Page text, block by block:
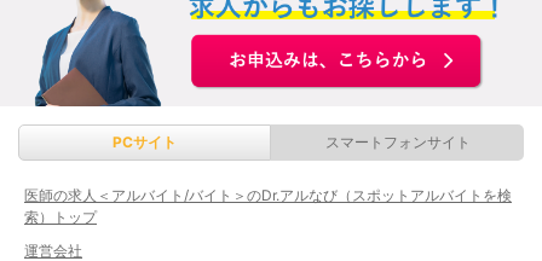
PCサイト スマートフォンサイト
医師の求人＜アルバイト/バイト＞のDr.アルなび（スポットアルバイトを検
索）トップ
運営会社